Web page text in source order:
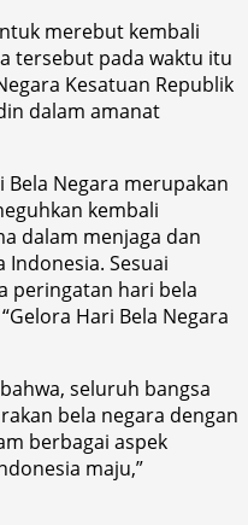
merebut kembali
tersebut pada waktu itu
Kesatuan Republik
dalam amanat
Negara merupakan
kembali
dalam menjaga dan
Sesuai
peringatan hari bela
Hari Bela Negara
seluruh bangsa
bela negara dengan
berbagai aspek
maju,”